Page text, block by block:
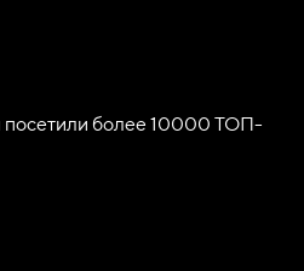
посетили более 10000 ТОП-